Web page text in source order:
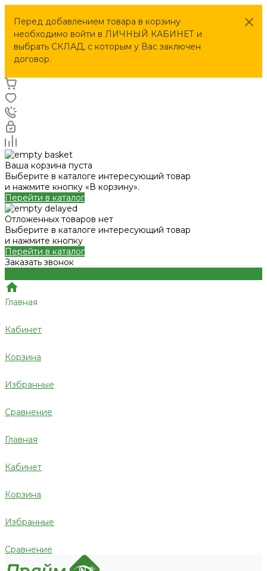
Перед добавлением товара в корзину
необходимо войти в ЛИЧНЫЙ КАБИНЕТ и
выбрать СКЛАД, с которым у Вас заключен
договор.
Ваша корзина пуста
Выберите в каталоге интересующий товар
и нажмите кнопку «В корзину».
Перейти в каталог
Отложенных товаров нет
Выберите в каталоге интересующий товар
и нажмите кнопку
Перейти в каталог
Заказать звонок
Главная
Кабинет
Корзина
Избранные
Сравнение
Главная
Кабинет
Корзина
Избранные
Сравнение